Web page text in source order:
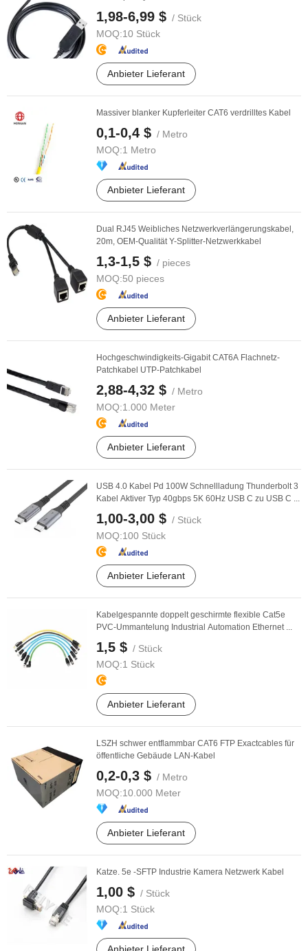
1,98-6,99 $ / Stück
MOQ:10 Stück
Anbieter Lieferant
Massiver blanker Kupferleiter CAT6 verdrilltes Kabel
0,1-0,4 $ / Metro
MOQ:1 Metro
Anbieter Lieferant
Dual RJ45 Weibliches Netzwerkverlängerungskabel,
20m, OEM-Qualität Y-Splitter-Netzwerkkabel
1,3-1,5 $ / pieces
MOQ:50 pieces
Anbieter Lieferant
Hochgeschwindigkeits-Gigabit CAT6A Flachnetz-
Patchkabel UTP-Patchkabel
2,88-4,32 $ / Metro
MOQ:1.000 Meter
Anbieter Lieferant
USB 4.0 Kabel Pd 100W Schnellladung Thunderbolt 3
Kabel Aktiver Typ 40gbps 5K 60Hz USB C zu USB C ...
1,00-3,00 $ / Stück
MOQ:100 Stück
Anbieter Lieferant
Kabelgespannte doppelt geschirmte flexible Cat5e
PVC-Ummantelung Industrial Automation Ethernet ...
1,5 $ / Stück
MOQ:1 Stück
Anbieter Lieferant
LSZH schwer entflammbar CAT6 FTP Exactcables für
öffentliche Gebäude LAN-Kabel
0,2-0,3 $ / Metro
MOQ:10.000 Meter
Anbieter Lieferant
Katze. 5e -SFTP Industrie Kamera Netzwerk Kabel
1,00 $ / Stück
MOQ:1 Stück